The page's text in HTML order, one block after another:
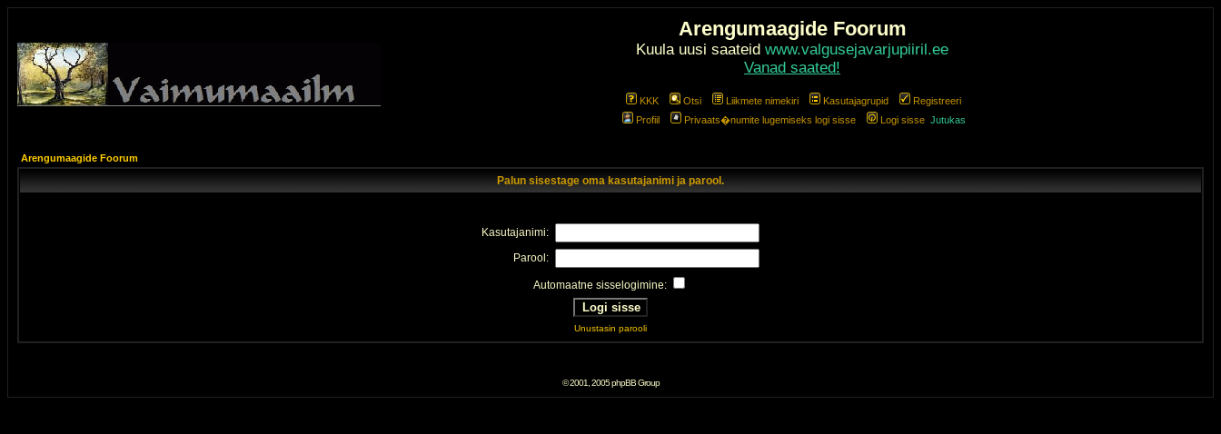
Arengumaagide Foorum
Kuula uusi saateid www.valgusejavarjupiiril.ee
Vanad saated!
KKK Otsi Liikmete nimekiri Kasutajagrupid
Registreeri
Profiil
Privaats�numite lugemiseks logi sisse Logi sisse Jutukas
Arengumaagide Foorum
Palun sisestage oma kasutajanimi ja parool.
Kasutajanimi:
Parool:
Automaatne sisselogimine:
Unustasin parooli
© 2001, 2005 phpBB Group